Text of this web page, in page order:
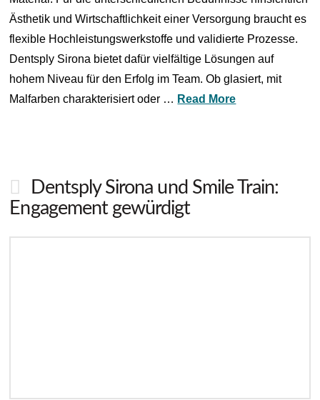
Ästhetik und Wirtschaftlichkeit einer Versorgung braucht es
flexible Hochleistungswerkstoffe und validierte Prozesse.
Dentsply Sirona bietet dafür vielfältige Lösungen auf
hohem Niveau für den Erfolg im Team. Ob glasiert, mit
Malfarben charakterisiert oder … Read More
Dentsply Sirona und Smile Train:
Engagement gewürdigt